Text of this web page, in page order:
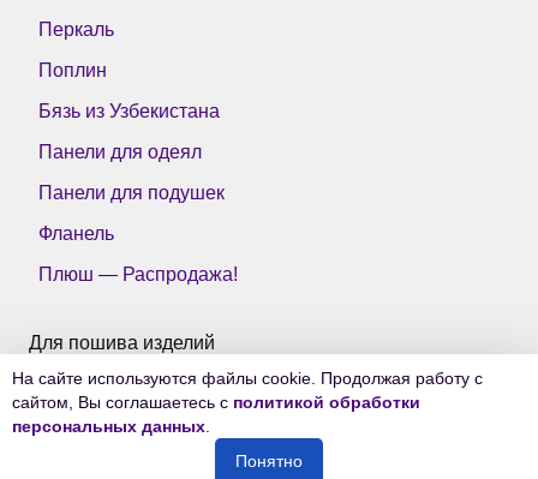
Перкаль
Поплин
Бязь из Узбекистана
Панели для одеял
Панели для подушек
Фланель
Плюш — Распродажа!
Для пошива изделий
Все ткани Тейково
На сайте используются файлы cookie. Продолжая работу с
сайтом, Вы соглашаетесь с политикой обработки
персональных данных
Понятно